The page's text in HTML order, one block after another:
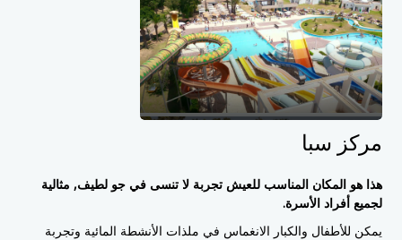
مركز سبا
هذا هو المكان المناسب للعيش تجربة لا تنسى في جو لطيف, مثالية
لجميع أفراد الأسرة.
يمكن للأطفال والكبار الانغماس في ملذات الأنشطة المائية وتجربة